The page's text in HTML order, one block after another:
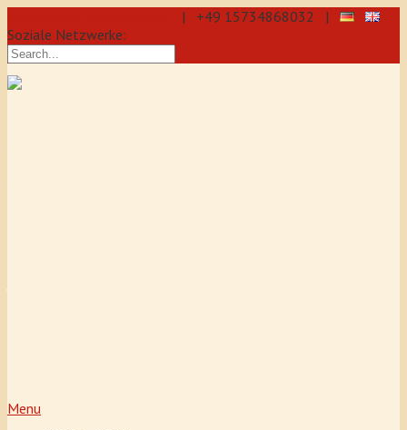
| +49 15734868032 |
Soziale Netzwerke:
Menu